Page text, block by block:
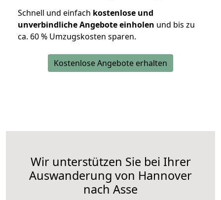
Schnell und einfach kostenlose und
unverbindliche Angebote einholen und bis zu
ca. 60 % Umzugskosten sparen.
Kostenlose Angebote erhalten
Wir unterstützen Sie bei Ihrer
Auswanderung von Hannover
nach Asse